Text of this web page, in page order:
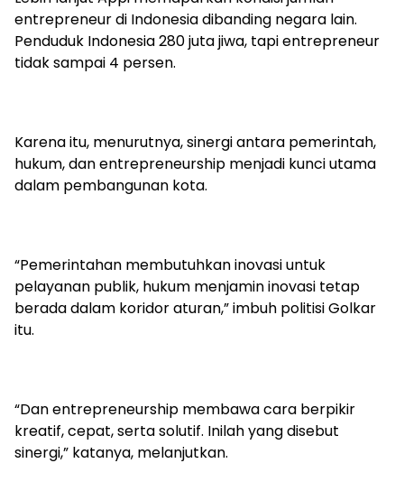
entrepreneur di Indonesia dibanding negara lain.
Penduduk Indonesia 280 juta jiwa, tapi entrepreneur
tidak sampai 4 persen.
Karena itu, menurutnya, sinergi antara pemerintah,
hukum, dan entrepreneurship menjadi kunci utama
dalam pembangunan kota.
“Pemerintahan membutuhkan inovasi untuk
pelayanan publik, hukum menjamin inovasi tetap
berada dalam koridor aturan,” imbuh politisi Golkar
itu.
“Dan entrepreneurship membawa cara berpikir
kreatif, cepat, serta solutif. Inilah yang disebut
sinergi,” katanya, melanjutkan.